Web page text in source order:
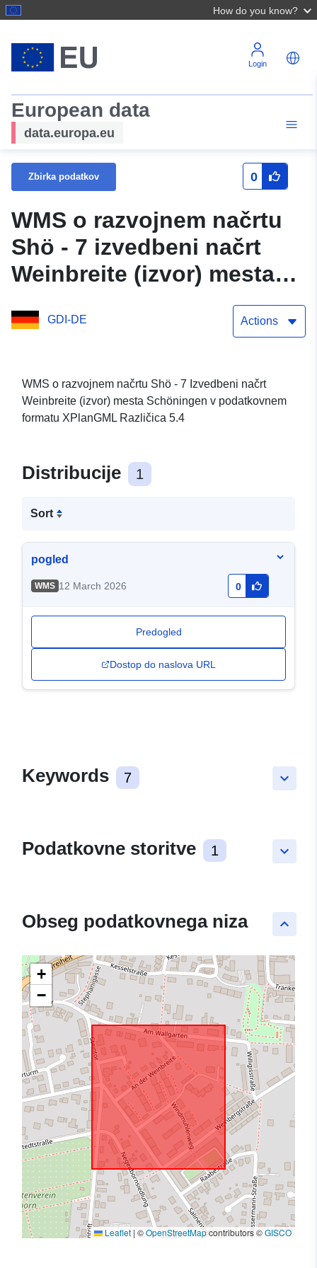
How do you know?
Login
European data
data.europa.eu
Zbirka podatkov 0
WMS o razvojnem načrtu
Shö - 7 izvedbeni načrt
Weinbreite (izvor) mesta
GDI-DE Actions
WMS o razvojnem načrtu Shö - 7 Izvedbeni načrt
Weinbreite (izvor) mesta Schöningen v podatkovnem
formatu XPlanGML Različica 5.4
Distribucije 1
Sort
pogled
WMS 12 March 2026 0
Predogled
Dostop do naslova URL
keyboard_arrow_down
Keywords 7
keyboard_arrow_down
Podatkovne storitve 1
keyboard_arrow_up
Obseg podatkovnega niza
+
−
Leaflet | ©OpenStreetMapcontributors ©GISCO